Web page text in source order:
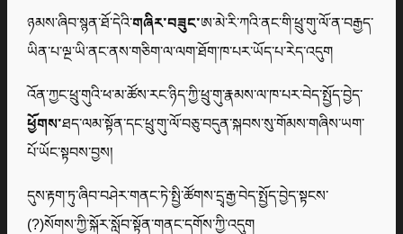
ཉམས་ཞིབ་སྙན་ཐོ་དེའི་གཞིར་བཟུང་ཨ་མེ་རི་ཀའི་ནང་གི་ཕྲུ་གུ་ལོ་ན་བརྒྱད་
ཡིན་པ་ལྔ་ཡི་ནང་ནས་གཅིག་ལ་ལག་ཐོག་ཁ་པར་ཡོད་པ་རེད་འདུག
འོན་ཀྱང་ཕྲུ་གུའི་ཕ་མ་ཚོས་རང་ཉིད་ཀྱི་ཕྲུ་གུ་རྣམས་ལ་ཁ་པར་བེད་སྤྱོད་བྱེད་
ཕྱོགས་ཐད་ལམ་སྟོན་དང་ཕྲུ་གུ་ལོ་བཅུ་བདུན་སྐབས་སུ་གོམས་གཞིས་ཡག་
པོ་ཡོང་སྟབས་བྱས།
དུས་རྟག་ཏུ་ཞིབ་བཤེར་གནང་ཏེ་སྤྱི་ཚོགས་དྲྭ་རྒྱ་བེད་སྤྱོད་བྱེད་སྟངས་
(?)སོགས་ཀྱི་སྐོར་སློབ་སྟོན་གནང་དགོས་ཀྱི་འདུག